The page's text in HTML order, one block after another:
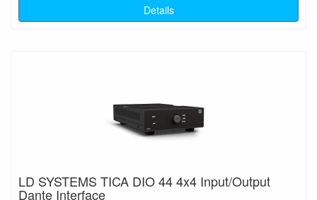
Details
LD SYSTEMS TICA DIO 44 4x4 Input/Output
Dante Interface